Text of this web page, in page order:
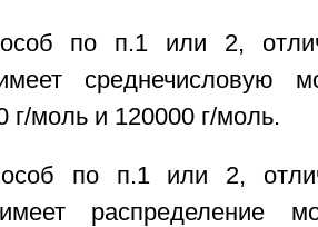
по п.1 или 2,
среднечисловую
г/моль и 120000 г/моль.
по п.1 или 2,
распределение